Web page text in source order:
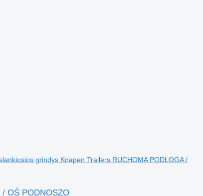
grindys Knapen Trailers RUCHOMA PODŁOGA /
OŚ PODNOSZO